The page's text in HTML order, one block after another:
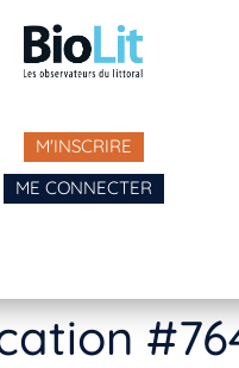
M'INSCRIRE
ME CONNECTER